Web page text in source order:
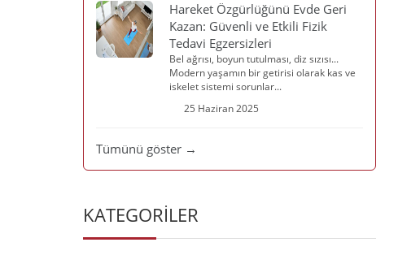
Hareket Özgürlüğünü Evde Geri
Kazan: Güvenli ve Etkili Fizik
Tedavi Egzersizleri
Bel ağrısı, boyun tutulması, diz sızısı...
Modern yaşamın bir getirisi olarak kas ve
iskelet sistemi sorunlar...
25 Haziran 2025
Tümünü göster →
KATEGORİLER